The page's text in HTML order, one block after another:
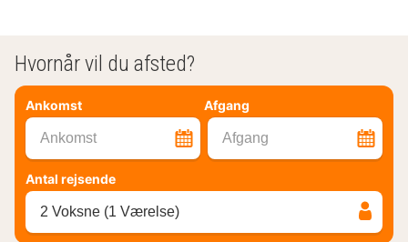
Hvornår vil du afsted?
Ankomst Afgang
Ankomst Afgang
Antal rejsende
2 Voksne (1 Værelse)